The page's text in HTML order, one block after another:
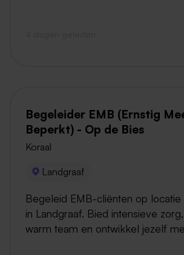
Begeleider EMB (Ernstig
Beperkt) - Op de Bies
Koraal
Landgraaf
Begeleid EMB-cliënten op
in Landgraaf. Bied intensieve
warm team en ontwikkel jezelf